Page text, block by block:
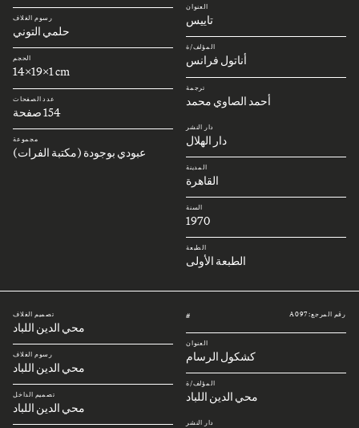
العنوان
تاييس
المؤلف/ة
أناتول فرانس
ترجمة
أحمد الصاوي محمد
دار النشر
دار الهلال
المدينة
القاهرة
السنة
1970
الطبعة
الطبعة الأولى
رسوم الغلاف
حلمي التوني
الحجم
14x19x1 cm
عدد الصفحات
154 صفحة
مجموعة
عبودي بوجودة (مكتبة الفرات)
رقم المرجع: A097 #
العنوان
كشكول الرسام
المؤلف/ة
محي الدين اللباد
دار النشر
تصميم الغلاف
محي الدين اللباد
رسوم الغلاف
محي الدين اللباد
تصميم الداخل
محي الدين اللباد